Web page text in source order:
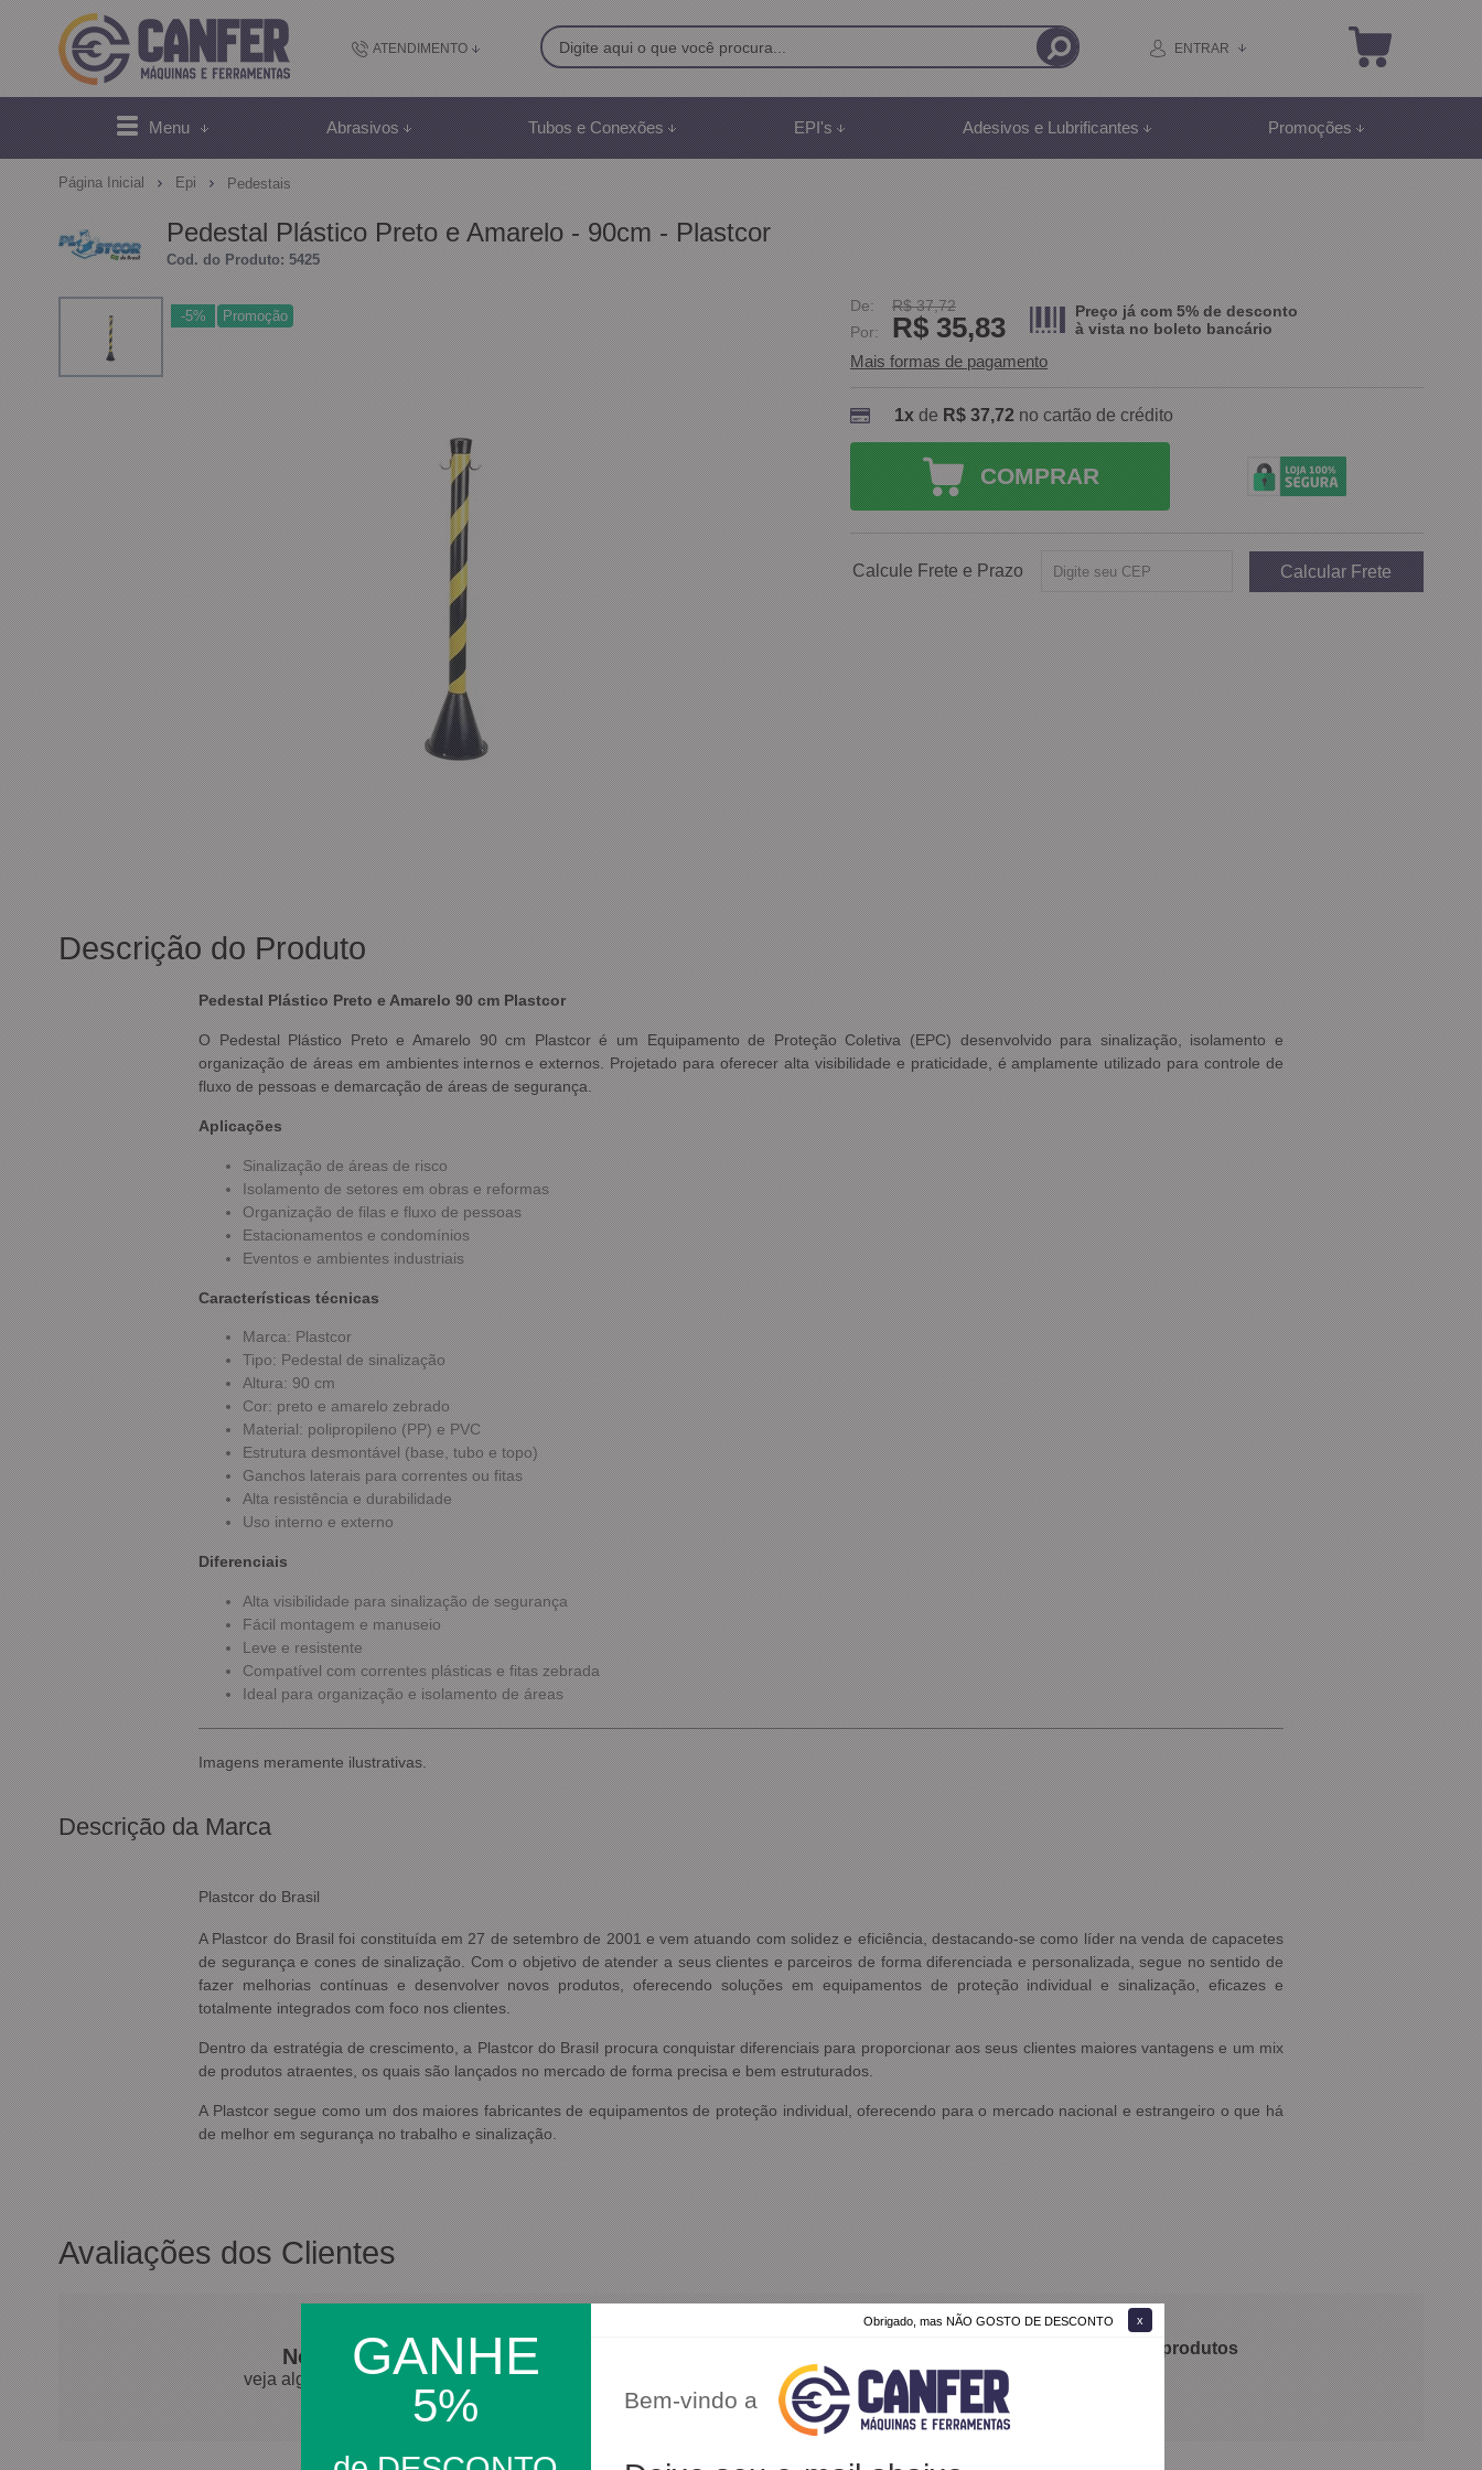
Obrigado, mas NÃO GOSTO DE DESCONTO
GANHE
5% Bem-vindo a
ATENDIMENTO
(48) 2102-9500
(48) 991887507
sac@canfer.com.br
Atendimento Online
ENTRAR
Menu Abrasivos Tubos e Conexões EPI's Adesivos e Lubrificantes Promoções
Página Inicial Epi Pedestais
Pedestal Plástico Preto e Amarelo - 90cm - Plastcor
Cod. do Produto: 5425
-5% Promoção
De:
R$ 37,72
Por:
R$ 35,83
Preço já com 5% de desconto
à vista noboleto bancário
Mais formas de pagamento
1xdeR$ 37,72 no cartão de crédito
COMPRAR
Calcule Frete e Prazo
Descrição do Produto
Pedestal Plástico Preto e Amarelo 90 cm Plastcor
O Pedestal Plástico Preto e Amarelo 90 cm Plastcor é um Equipamento de Proteção Coletiva (EPC) desenvolvido para sinalização, isolamento e
organização de áreas em ambientes internos e externos. Projetado para oferecer alta visibilidade e praticidade, é amplamente utilizado para controle de
fluxo de pessoas e demarcação de áreas de segurança.
Aplicações
Sinalização de áreas de risco
Isolamento de setores em obras e reformas
Organização de filas e fluxo de pessoas
Estacionamentos e condomínios
Eventos e ambientes industriais
Características técnicas
Marca: Plastcor
Tipo: Pedestal de sinalização
Altura: 90 cm
Cor: preto e amarelo zebrado
Material: polipropileno (PP) e PVC
Estrutura desmontável (base, tubo e topo)
Ganchos laterais para correntes ou fitas
Alta resistência e durabilidade
Uso interno e externo
Diferenciais
Alta visibilidade para sinalização de segurança
Fácil montagem e manuseio
Leve e resistente
Compatível com correntes plásticas e fitas zebrada
Ideal para organização e isolamento de áreas
Imagens meramente ilustrativas.
Descrição da Marca
Plastcor do Brasil
A Plastcor do Brasil foi constituída em 27 de setembro de 2001 e vem atuando com solidez e eficiência, destacando-se como líder na venda de capacetes
de segurança e cones de sinalização. Com o objetivo de atender a seus clientes e parceiros de forma diferenciada e personalizada, segue no sentido de
fazer melhorias contínuas e desenvolver novos produtos, oferecendo soluções em equipamentos de proteção individual e sinalização, eficazes e
totalmente integrados com foco nos clientes.
Dentro da estratégia de crescimento, a Plastcor do Brasil procura conquistar diferenciais para proporcionar aos seus clientes maiores vantagens e um mix
de produtos atraentes, os quais são lançados no mercado de forma precisa e bem estruturados.
A Plastcor segue como um dos maiores fabricantes de equipamentos de proteção individual, oferecendo para o mercado nacional e estrangeiro o que h
de melhor em segurança no trabalho e sinalização.
Avaliações dos Clientes
Nossos clientes falam por nós!
veja algumas avaliações de produtos da nossa loja. 100% dos clientes recomendam nossos produtos